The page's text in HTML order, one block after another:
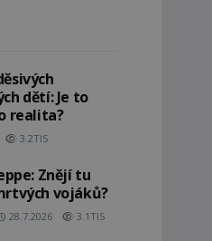
dětí: Je to
realita?
3.2TIS
Znějí tu
vojáků?
28.7.2026 3.1TIS